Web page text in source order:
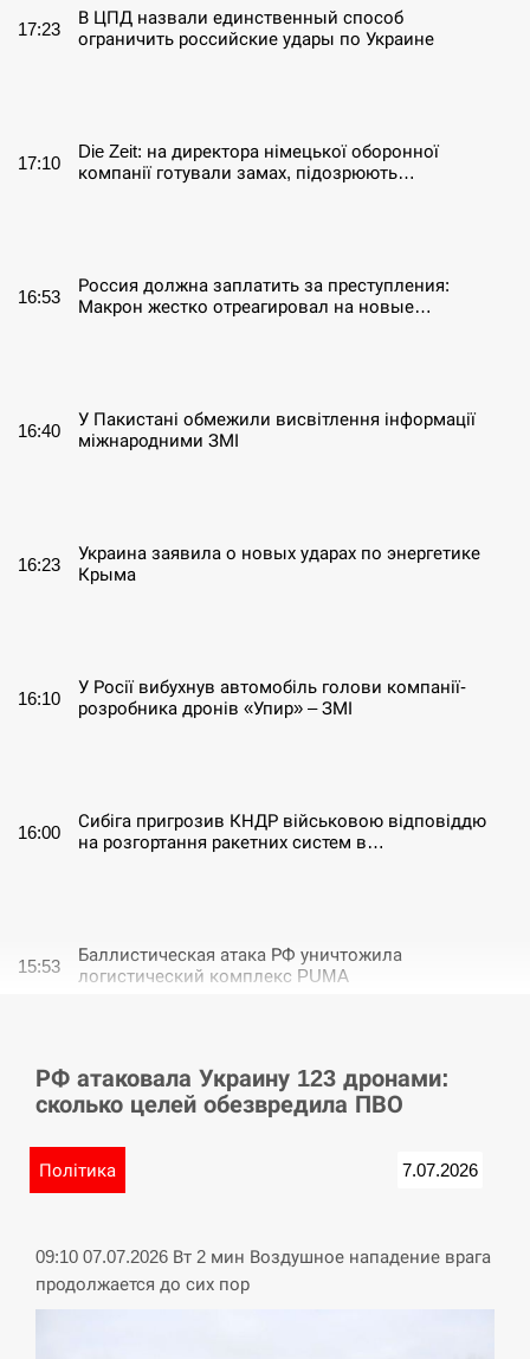
17:23
В ЦПД назвали единственный способ
ограничить российские удары по Украине
17:10
Die Zeit: на директора німецької оборонної
компанії готували замах, підозрюють…
16:53
Россия должна заплатить за преступления:
Макрон жестко отреагировал на новые…
16:40
У Пакистані обмежили висвітлення інформації
міжнародними ЗМІ
16:23
Украина заявила о новых ударах по энергетике
Крыма
16:10
У Росії вибухнув автомобіль голови компанії-
розробника дронів «Упир» – ЗМІ
16:00
Сибіга пригрозив КНДР військовою відповіддю
на розгортання ракетних систем в…
15:53
Баллистическая атака РФ уничтожила
логистический комплекс PUMA
15:40
У Німеччині удар блискавки розділив навпіл
місто в Баварії
СЕРПЕНЬ
СЕРПЕНЬ
РФ атаковала Украину 123 дронами:
сколько целей обезвредила ПВО
Політика 7.07.2026
09:10 07.07.2026 Вт 2 мин Воздушное нападение врага
продолжается до сих пор